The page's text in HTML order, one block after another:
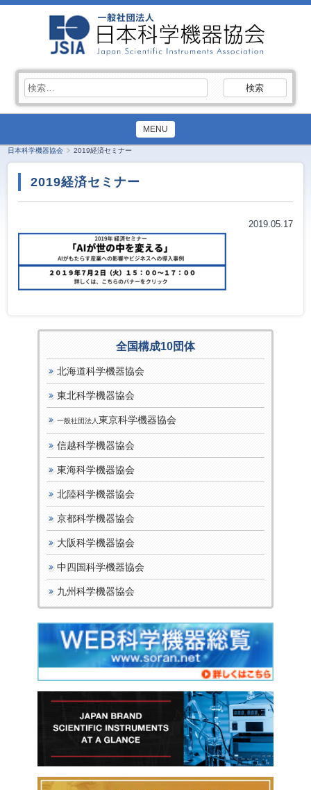
索:
MENU
日本科学機器協会 2019経済セミナー
2019経済セミナー
2019.05.17
全国構成10団体
北海道科学機器協会
東北科学機器協会
一般社団法人 東京科学機器協会
信越科学機器協会
東海科学機器協会
北陸科学機器協会
京都科学機器協会
大阪科学機器協会
中四国科学機器協会
九州科学機器協会